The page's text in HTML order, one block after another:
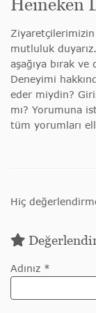
Heineken
mutluluk
aşağıya bırak
Deneyimi
eder miydin?
mı? Yorumuna
tüm yorumları
Hiç
Adınız *